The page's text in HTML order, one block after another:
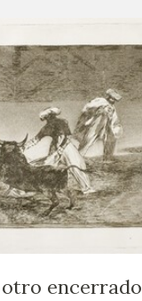
otro encerrado